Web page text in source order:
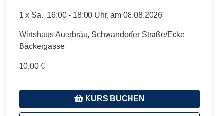
1 x Sa., 16:00 - 18:00 Uhr, am 08.08.2026
Wirtshaus Auerbräu, Schwandorfer Straße/Ecke
Bäckergasse
10,00 €
KURS BUCHEN